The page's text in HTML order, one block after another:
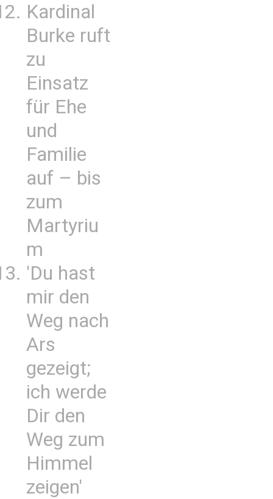
Kardinal
Burke ruft
zu
Einsatz
für Ehe
und
Familie
auf – bis
zum
Martyriu
m
'Du hast
mir den
Weg nach
Ars
gezeigt;
ich werde
Dir den
Weg zum
Himmel
zeigen'